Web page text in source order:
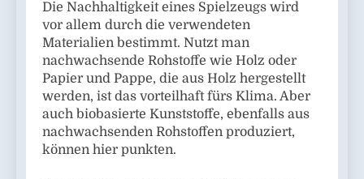
Die Nachhaltigkeit eines Spielzeugs wird
vor allem durch die verwendeten
Materialien bestimmt. Nutzt man
nachwachsende Rohstoffe wie Holz oder
Papier und Pappe, die aus Holz hergestellt
werden, ist das vorteilhaft fürs Klima. Aber
auch biobasierte Kunststoffe, ebenfalls aus
nachwachsenden Rohstoffen produziert,
können hier punkten.